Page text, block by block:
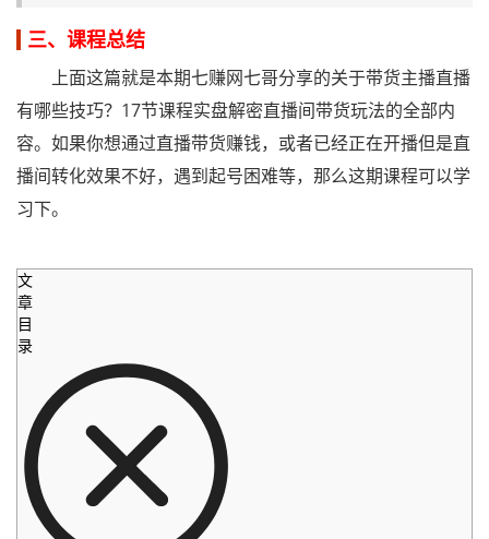
三、课程总结
上面这篇就是本期七赚网七哥分享的关于带货主播直播
有哪些技巧？17节课程实盘解密直播间带货玩法的全部内
容。如果你想通过直播带货赚钱，或者已经正在开播但是直
播间转化效果不好，遇到起号困难等，那么这期课程可以学
习下。
文
章
目
录